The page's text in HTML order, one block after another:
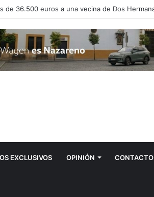
en Dos Hermanas
EXCLUSIVOS OPINIÓN CONTACTO